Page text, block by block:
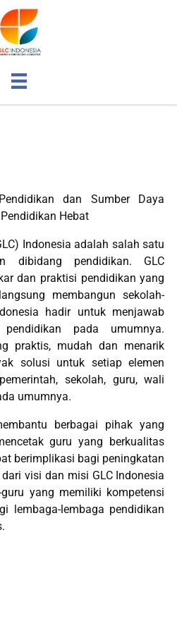
dan Sumber Daya
Hebat
Indonesia adalah salah satu
dibidang pendidikan. GLC
dan praktisi pendidikan yang
membangun sekolah-
hadir untuk menjawab
pada umumnya.
praktis, mudah dan menarik
solusi untuk setiap elemen
sekolah, guru, wali
umumnya.
berbagai pihak yang
guru yang berkualitas
berimplikasi bagi peningkatan
visi dan misi GLC Indonesia
yang memiliki kompetensi
lembaga-lembaga pendidikan